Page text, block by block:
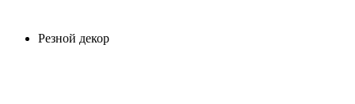
Резной декор